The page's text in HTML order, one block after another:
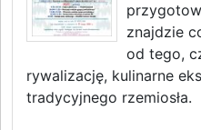
znajdzie
od tego,
rywalizację, kulinarne
tradycyjnego rzemiosła.